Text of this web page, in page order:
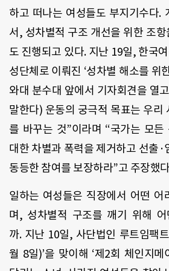
하고 떠나는 여성들도 부지기수다.
서, 성차별적 구조 개선을 위한 조
도 진행되고 있다. 지난 19일, 한국
성단체로 이뤄진 ‘성차별 해소를 위
와대 분수대 앞에서 기자회견을 열
말한다) 운동의 궁극적 목표는 우리
를 바꾸는 것”이라며 “국가는 모든
대한 차별과 폭력을 제거하고 선출·
동등한 참여를 보장하라”고 주장했
일하는 여성들은 직장에서 어떤 어
며, 성차별적 구조를 깨기 위해
까. 지난 10일, 사단법인 루트임팩
월 8일)’을 맞이해 ‘제2회 체인지